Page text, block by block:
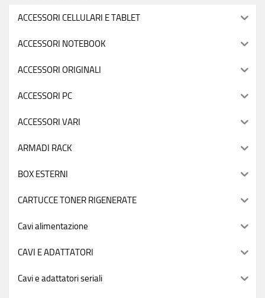
ACCESSORI CELLULARI E TABLET
ACCESSORI NOTEBOOK
ACCESSORI ORIGINALI
ACCESSORI PC
ACCESSORI VARI
ARMADI RACK
BOX ESTERNI
CARTUCCE TONER RIGENERATE
Cavi alimentazione
CAVI E ADATTATORI
Cavi e adattatori seriali